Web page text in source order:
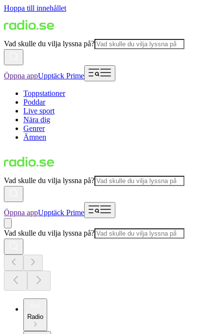
Hoppa till innehållet
Vad skulle du vilja lyssna på?
Öppna appUpptäck Prime
Toppstationer
Poddar
Live sport
Nära dig
Genrer
Ämnen
Vad skulle du vilja lyssna på?
Öppna appUpptäck Prime
Vad skulle du vilja lyssna på?
Radio